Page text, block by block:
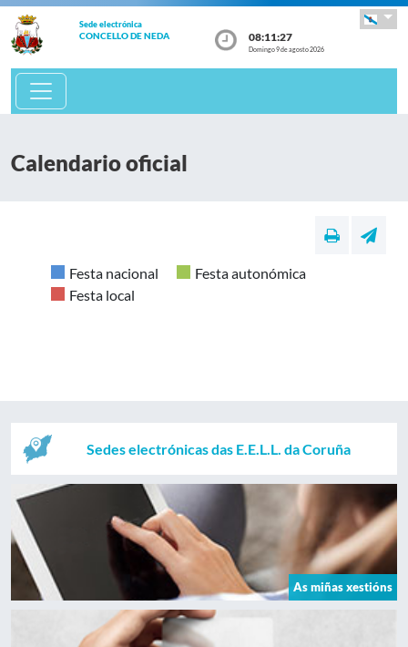
Sede electrónica
CONCELLO DE NEDA 08:11:27
Domingo 9 de agosto 2026
Calendario oficial
Festa nacional
Festa autonómica
Festa local
Sedes electrónicas das E.E.L.L. da Coruña
As miñas xestións